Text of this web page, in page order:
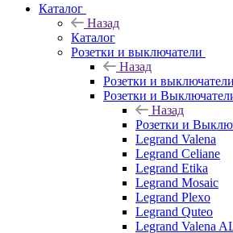
Каталог
Назад
Каталог
Розетки и выключатели
Назад
Розетки и выключатели
Розетки и
Назад
Розетки и
Legrand Valena
Legrand Celiane
Legrand Etika
Legrand Mosaic
Legrand Plexo
Legrand Quteo
Legrand Valena